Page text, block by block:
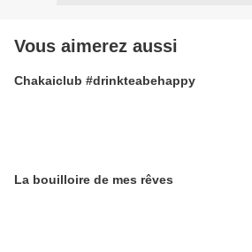
Vous aimerez aussi
Chakaiclub #drinkteabehappy
La bouilloire de mes rêves